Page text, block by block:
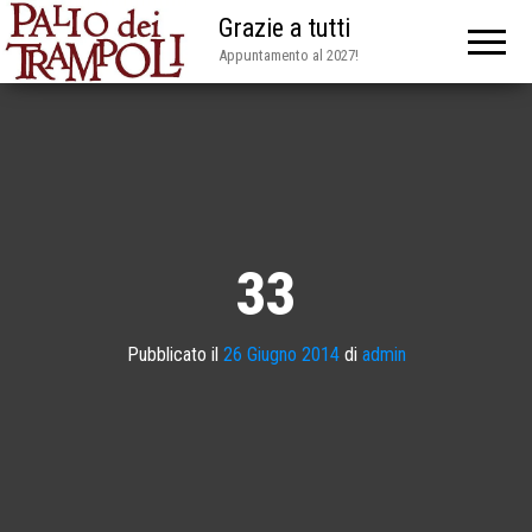
Grazie a tutti
Appuntamento al 2027!
33
Pubblicato il 26 Giugno 2014di admin